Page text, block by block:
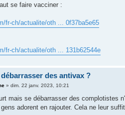
se faire vacciner :
fr-ch/actualite/oth ... 0f37ba5e65
fr-ch/actualite/oth ... 131b62544e
des antivax ?
» dim. 22 janv. 2023, 10:21
mais se débarrasser des complotistes
adorent en rajouter. Cela ne leur